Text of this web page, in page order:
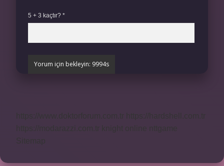
5 + 3 kaçtır? *